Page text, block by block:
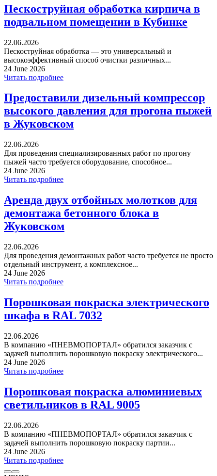
Пескоструйная обработка кирпича в
подвальном помещении в Кубинке
22.06.2026
Пескоструйная обработка — это универсальный и
высокоэффективный способ очистки различных...
24 June 2026
Читать подробнее
Предоставили дизельный компрессор
высокого давления для прогона пыжей
в Жуковском
22.06.2026
Для проведения специализированных работ по прогону
пыжей часто требуется оборудование, способное...
24 June 2026
Читать подробнее
Аренда двух отбойных молотков для
демонтажа бетонного блока в
Жуковском
22.06.2026
Для проведения демонтажных работ часто требуется не просто
отдельный инструмент, а комплексное...
24 June 2026
Читать подробнее
Порошковая покраска электрического
шкафа в RAL 7032
22.06.2026
В компанию «ПНЕВМОПОРТАЛ» обратился заказчик с
задачей выполнить порошковую покраску электрического...
24 June 2026
Читать подробнее
Порошковая покраска алюминиевых
светильников в RAL 9005
22.06.2026
В компанию «ПНЕВМОПОРТАЛ» обратился заказчик с
задачей выполнить порошковую покраску партии...
24 June 2026
Читать подробнее